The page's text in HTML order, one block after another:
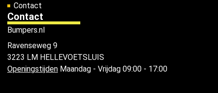
Contact
Contact
Bumpers.nl
Ravenseweg 9
3223 LM HELLEVOETSLUIS
Openingstijden Maandag - Vrijdag 09:00 - 17:00